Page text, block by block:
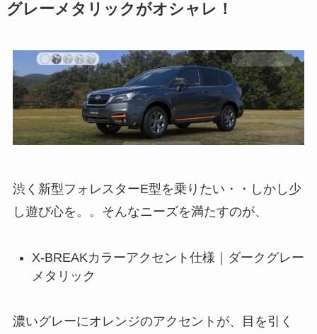
グレーメタリックがオシャレ！
渋く新型フォレスターE型を乗りたい・・しかし少
し遊び心を。。そんなニーズを満たすのが、
X-BREAKカラーアクセント仕様｜ダークグレー
メタリック
濃いグレーにオレンジのアクセントが、目を引く